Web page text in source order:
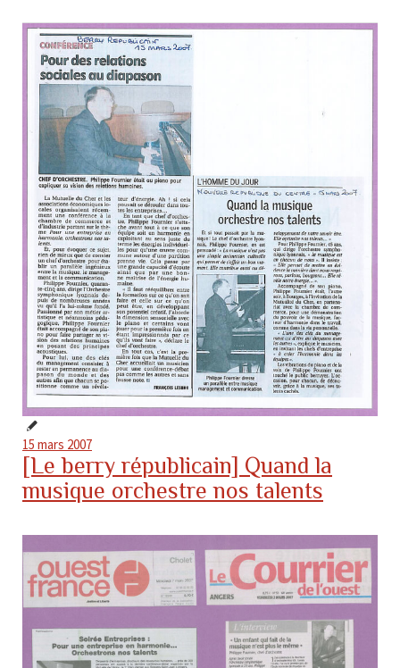
15 mars 2007
[Le berry républicain] Quand la
musique orchestre nos talents